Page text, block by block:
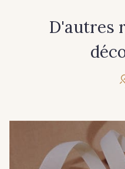
D'autres